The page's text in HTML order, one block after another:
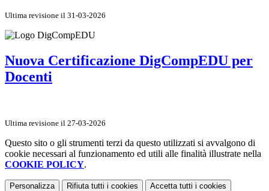
Ultima revisione il 31-03-2026
Nuova Certificazione DigCompEDU per
Docenti
Ultima revisione il 27-03-2026
Questo sito o gli strumenti terzi da questo utilizzati si avvalgono di
cookie necessari al funzionamento ed utili alle finalità illustrate nella
COOKIE POLICY.
Personalizza Rifiuta tutti i cookies Accetta tutti i cookies